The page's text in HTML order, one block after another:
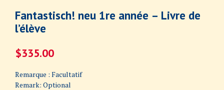
Fantastisch! neu 1re année – Livre de
l’élève
$335.00
Remarque : Facultatif
Remark: Optional